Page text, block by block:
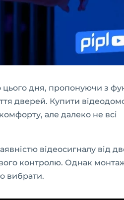
цього дня, пропонуючи з
дверей. Купити
але далеко не всі
відеосигналу від
контролю. Однак
вибрати.